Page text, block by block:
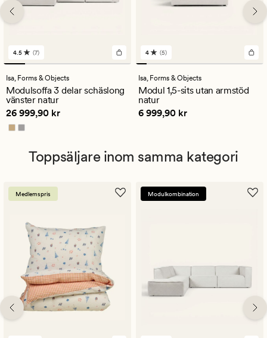
7
omdömen
med
ett
genomsnittligt
betyg
på
4.5
4.5 (7)
Isa, Forms & Objects
Modulsoffa 3 delar schäslong
vänster natur
Pris 26 999,90 kr
26 999,90 kr
5
omdömen
med
ett
genomsnittligt
betyg
på
4 (5)
Isa, Forms & Objects
Modul 1,5-sits utan armstöd
natur
Pris 6 999,90 kr
6 999,90 kr
Toppsäljare inom samma kategori
Medlemspris Modulkombination